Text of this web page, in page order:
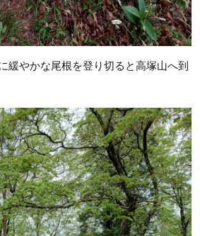
緩やかな尾根を登り切ると高塚山へ到